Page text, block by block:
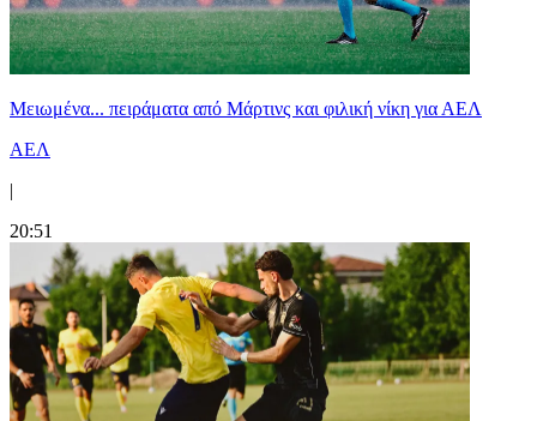
Μειωμένα... πειράματα από Μάρτινς και φιλική νίκη για ΑΕΛ
ΑΕΛ
|
20:51